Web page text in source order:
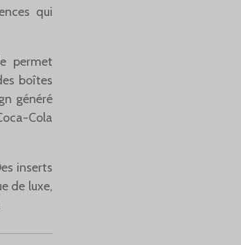
qui
permet
boîtes
généré
Cola
inserts
de luxe,